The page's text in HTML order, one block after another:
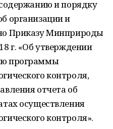
и порядку
организации и
Приказу Минприроды
г. «Об утверждении
программы
контроля,
отчета об
осуществления
контроля».